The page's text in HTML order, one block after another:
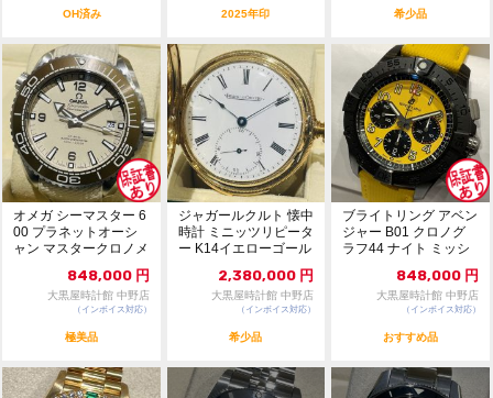
OH済み 2025年印 希少品
オメガ シーマスター 6
00 プラネットオーシ
ャン マスタークロノメ
848,000 円
大黒屋時計館 中野店
（インボイス対応）
極美品
ジャガールクルト 懐中
時計 ミニッツリピータ
ー K14イエローゴール
2,380,000 円
大黒屋時計館 中野店
（インボイス対応）
希少品
ブライトリング アベン
ジャー B01 クロノグ
ラフ44 ナイト ミッシ
848,000 円
大黒屋時計館 中野店
（インボイス対応）
おすすめ品